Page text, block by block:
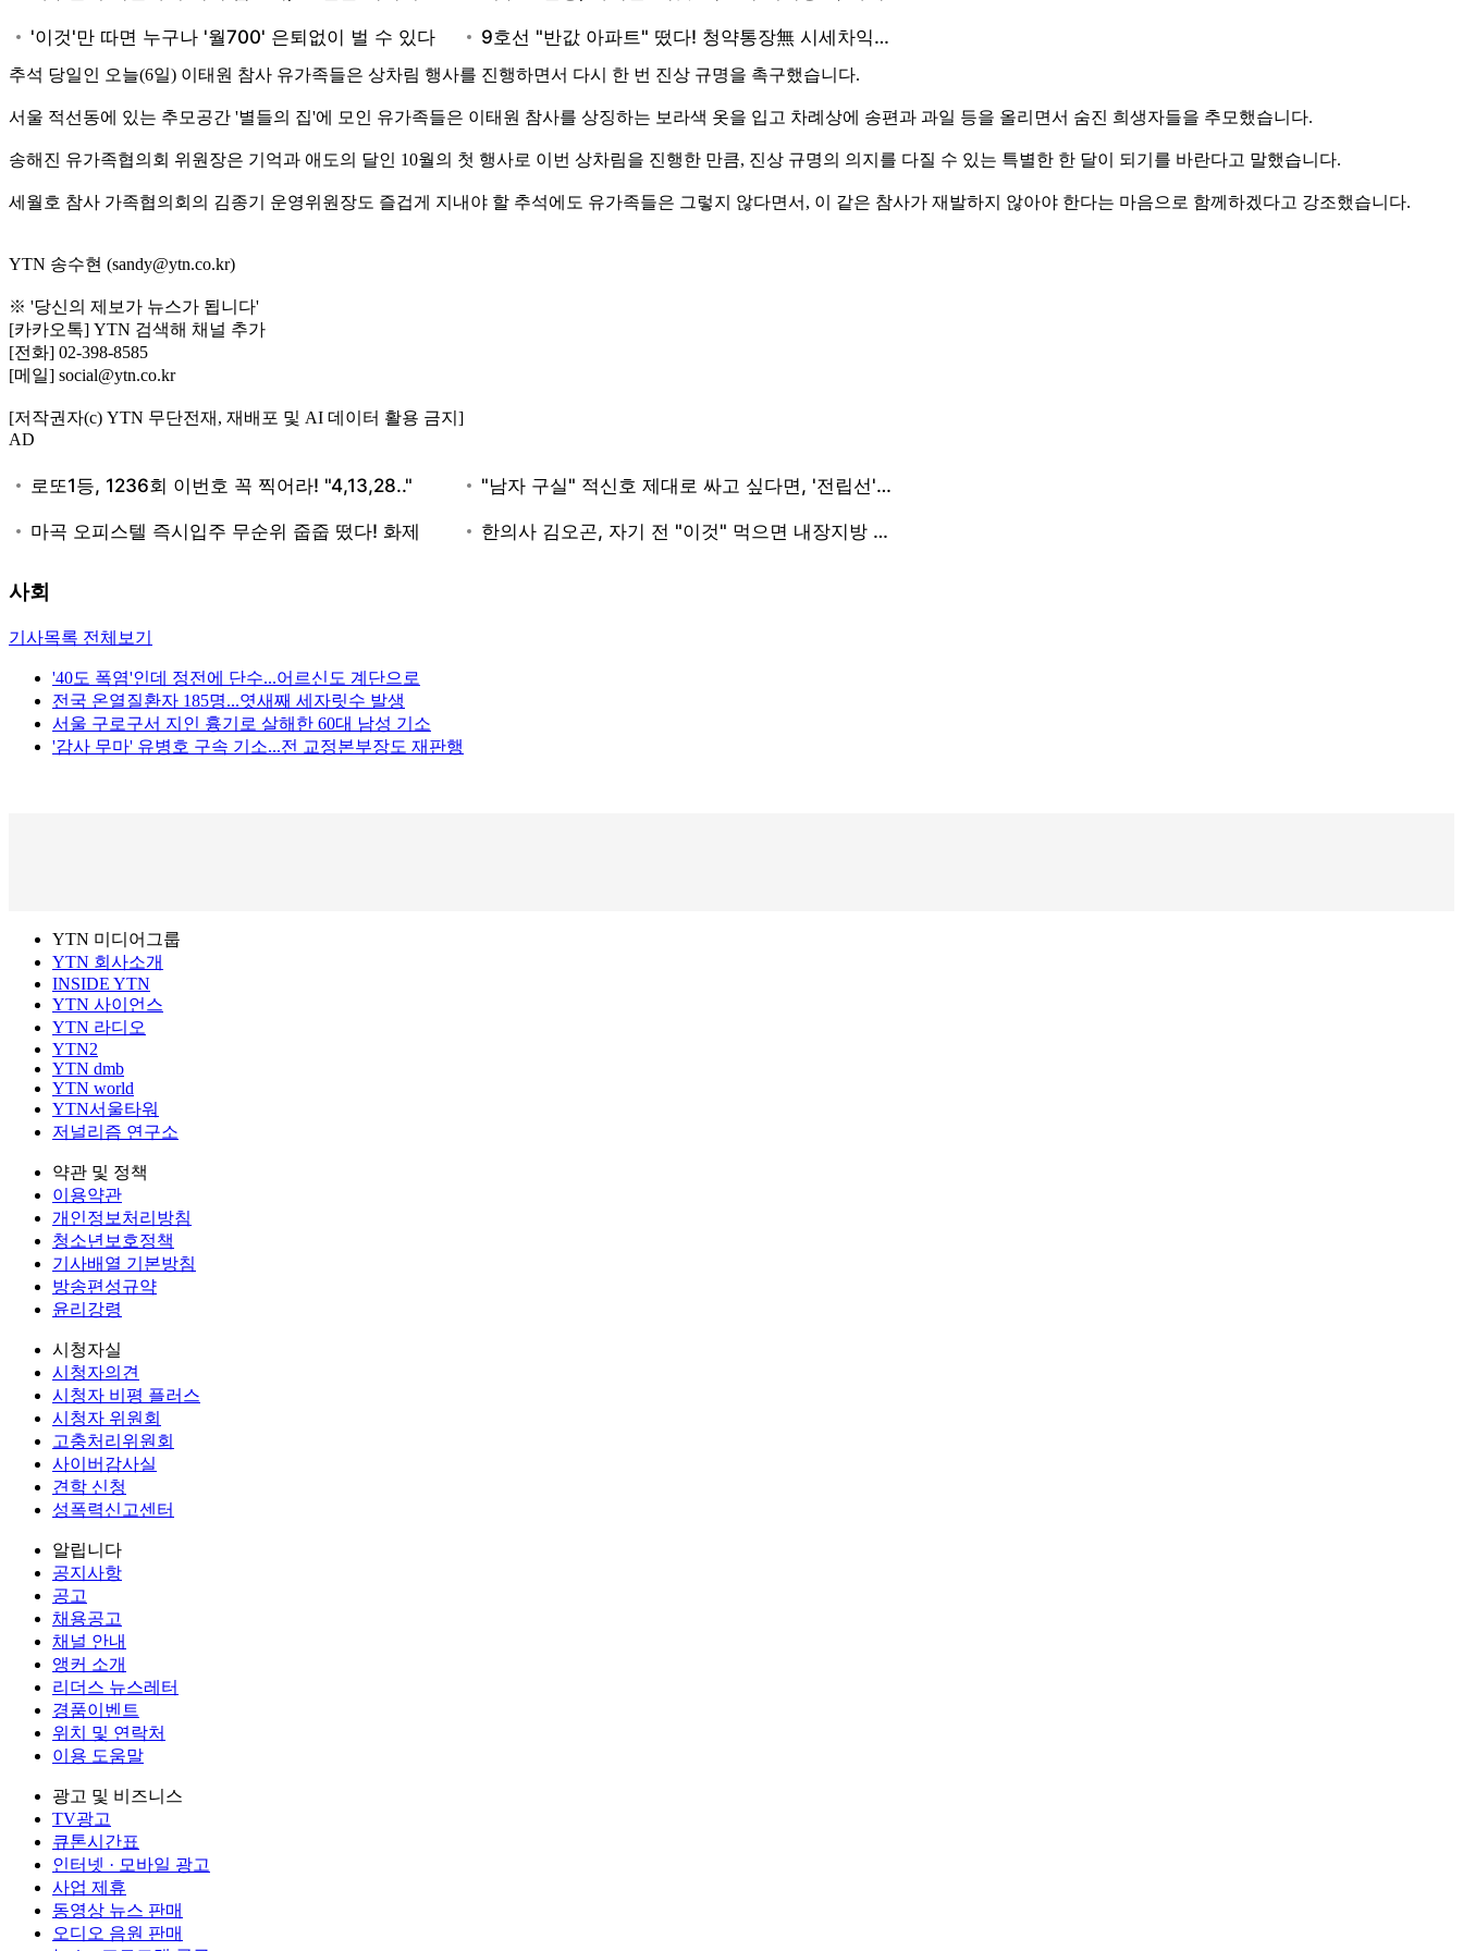
추석 당일인 오늘(6일) 이태원 참사 유가족들은 상차림 행사를 진행하면서 다시 한 번 진상 규명을 촉구했습니다.
서울 적선동에 있는 추모공간 '별들의 집'에 모인 유가족들은 이태원 참사를 상징하는 보라색 옷을 입고 차례상에 송편과 과일 등을 올리면서 숨진 희생자들을 추모했습니다.
송해진 유가족협의회 위원장은 기억과 애도의 달인 10월의 첫 행사로 이번 상차림을 진행한 만큼, 진상 규명의 의지를 다질 수 있는 특별한 한 달이 되기를 바란다고 말했습니다.
세월호 참사 가족협의회의 김종기 운영위원장도 즐겁게 지내야 할 추석에도 유가족들은 그렇지 않다면서, 이 같은 참사가 재발하지 않아야 한다는 마음으로 함께하겠다고 강조했습니다.
YTN 송수현 (sandy@ytn.co.kr)
※ '당신의 제보가 뉴스가 됩니다'
[카카오톡] YTN 검색해 채널 추가
[전화] 02-398-8585
[메일] social@ytn.co.kr
[저작권자(c) YTN 무단전재, 재배포 및 AI 데이터 활용 금지]
AD
사회
기사목록 전체보기
'40도 폭염'인데 정전에 단수...어르신도 계단으로
전국 온열질환자 185명...엿새째 세자릿수 발생
서울 구로구서 지인 흉기로 살해한 60대 남성 기소
'감사 무마' 유병호 구속 기소...전 교정본부장도 재판행
YTN 미디어그룹
YTN 회사소개
INSIDE YTN
YTN 사이언스
YTN 라디오
YTN2
YTN dmb
YTN world
YTN서울타워
저널리즘 연구소
약관 및 정책
이용약관
개인정보처리방침
청소년보호정책
기사배열 기본방침
방송편성규약
윤리강령
시청자실
시청자의견
시청자 비평 플러스
시청자 위원회
고충처리위원회
사이버감사실
견학 신청
성폭력신고센터
알립니다
공지사항
공고
채용공고
채널 안내
앵커 소개
리더스 뉴스레터
경품이벤트
위치 및 연락처
이용 도움말
광고 및 비즈니스
TV광고
큐톤시간표
인터넷 · 모바일 광고
사업 제휴
동영상 뉴스 판매
오디오 음원 판매